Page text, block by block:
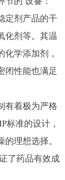
定剂产品的干
化剂等。其温
学添加剂，
闭性能也满足
有着极为严格
标准的设计，
理想选择。
了药品有效成